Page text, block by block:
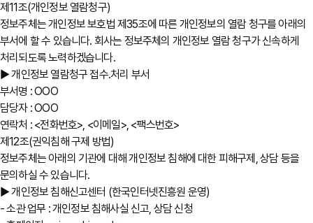
제11조(개인정보 열람청구)
정보주체는 개인정보 보호법 제35조에 따른 개인정보의 열람 청구를 아래의
부서에 할 수 있습니다. 회사는 정보주체의 개인정보 열람 청구가 신속하게
처리되도록 노력하겠습니다.
▶ 개인정보 열람청구 접수․처리 부서
부서명 : OOO
담당자 : OOO
연락처 : <전화번호>, <이메일>, <팩스번호>
제12조(권익침해 구제 방법)
정보주체는 아래의 기관에 대해 개인정보 침해에 대한 피해구제, 상담 등을
문의하실 수 있습니다.
▶ 개인정보 침해신고센터 (한국인터넷진흥원 운영)
- 소관 업무 : 개인정보 침해사실 신고, 상담 신청